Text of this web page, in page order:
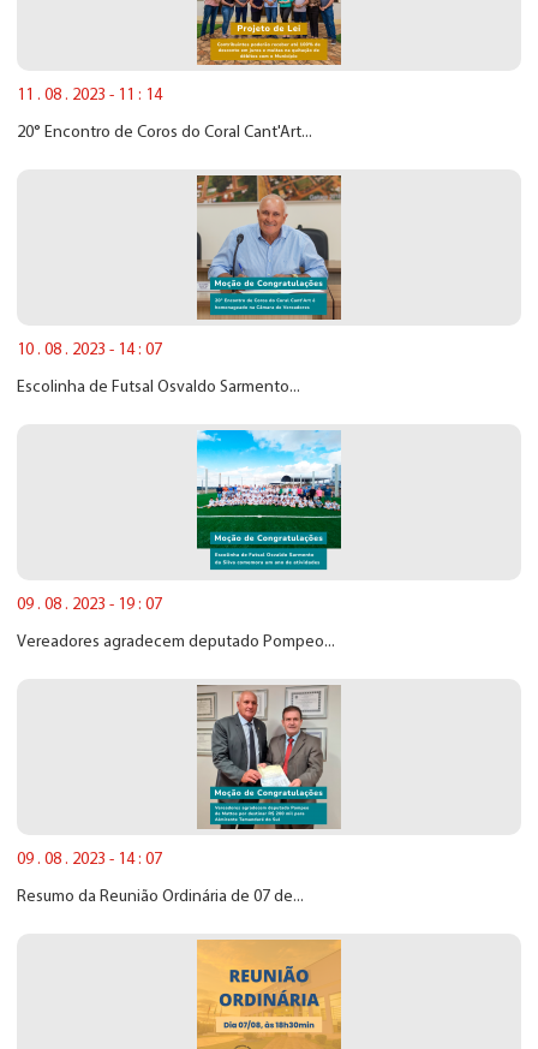
11 . 08 . 2023 - 11 : 14
20° Encontro de Coros do Coral Cant'Art...
10 . 08 . 2023 - 14 : 07
Escolinha de Futsal Osvaldo Sarmento...
09 . 08 . 2023 - 19 : 07
Vereadores agradecem deputado Pompeo...
09 . 08 . 2023 - 14 : 07
Resumo da Reunião Ordinária de 07 de...